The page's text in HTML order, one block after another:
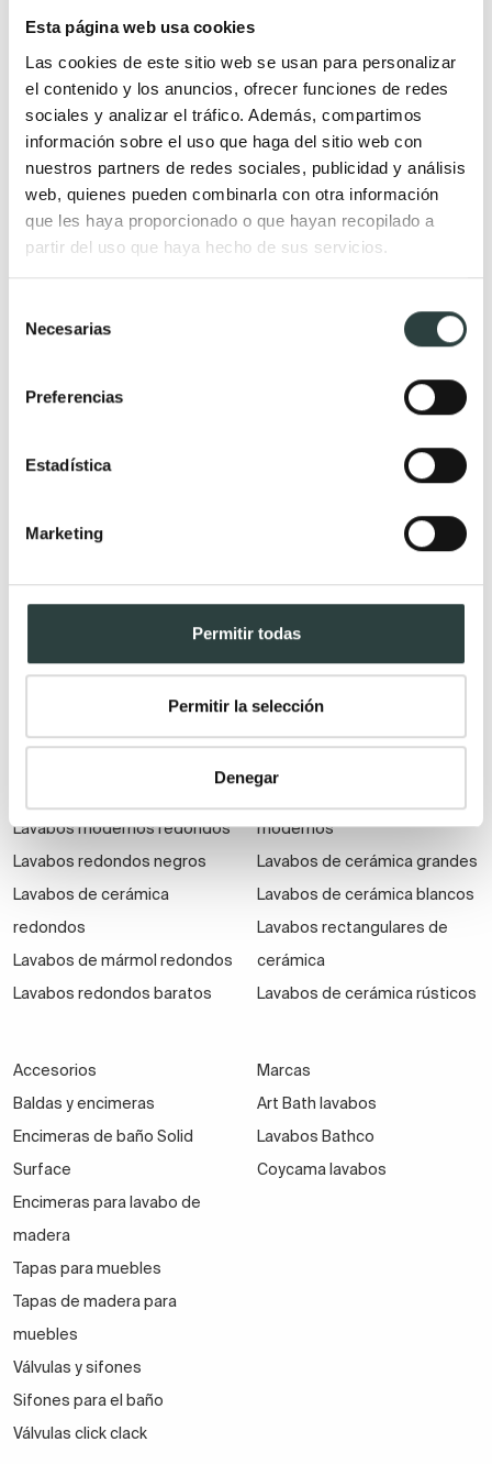
Esta página web usa cookies
Las cookies de este sitio web se usan para personalizar
el contenido y los anuncios, ofrecer funciones de redes
sociales y analizar el tráfico. Además, compartimos
información sobre el uso que haga del sitio web con
nuestros partners de redes sociales, publicidad y análisis
web, quienes pueden combinarla con otra información
que les haya proporcionado o que hayan recopilado a
partir del uso que haya hecho de sus servicios.
Necesarias
Preferencias
Estadística
Marketing
Permitir todas
Permitir la selección
Denegar
suspendidos
Lavabos pedestal
Lavabos de pie modernos
Lavabos de baño baratos
Lavabos a medida
Lavabos ecológicos
Lavabos de lujo
Lavabos de mármol rústicos
mármol
Lavabos de mármol negros
Lavabos pequeños redondos
Lavabos rectangulares
Lavabos dobles pequeños
pequeños
Lavabos modernos redondos
Lavabos redondos negros
Lavabos de cerámica
redondos
Lavabos de mármol redondos
Lavabos redondos baratos
modernos
Lavabos de cerámica grandes
Lavabos de cerámica blancos
Lavabos rectangulares de
cerámica
Lavabos de cerámica rústicos
Accesorios
Baldas y encimeras
Encimeras de baño Solid
Surface
Encimeras para lavabo de
madera
Tapas para muebles
Tapas de madera para
muebles
Válvulas y sifones
Sifones para el baño
Válvulas click clack
Marcas
Art Bath lavabos
Lavabos Bathco
Coycama lavabos